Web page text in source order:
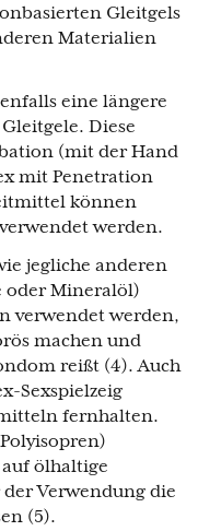
Gleitgels
Materialien
eine längere
Diese
(mit der Hand
mit Penetration
können
werden.
jegliche anderen
oder Mineralöl)
verwendet werden,
machen und
reißt (4). Auch
Sexspielzeig
fernhalten.
ölhaltige
Verwendung die
(5).